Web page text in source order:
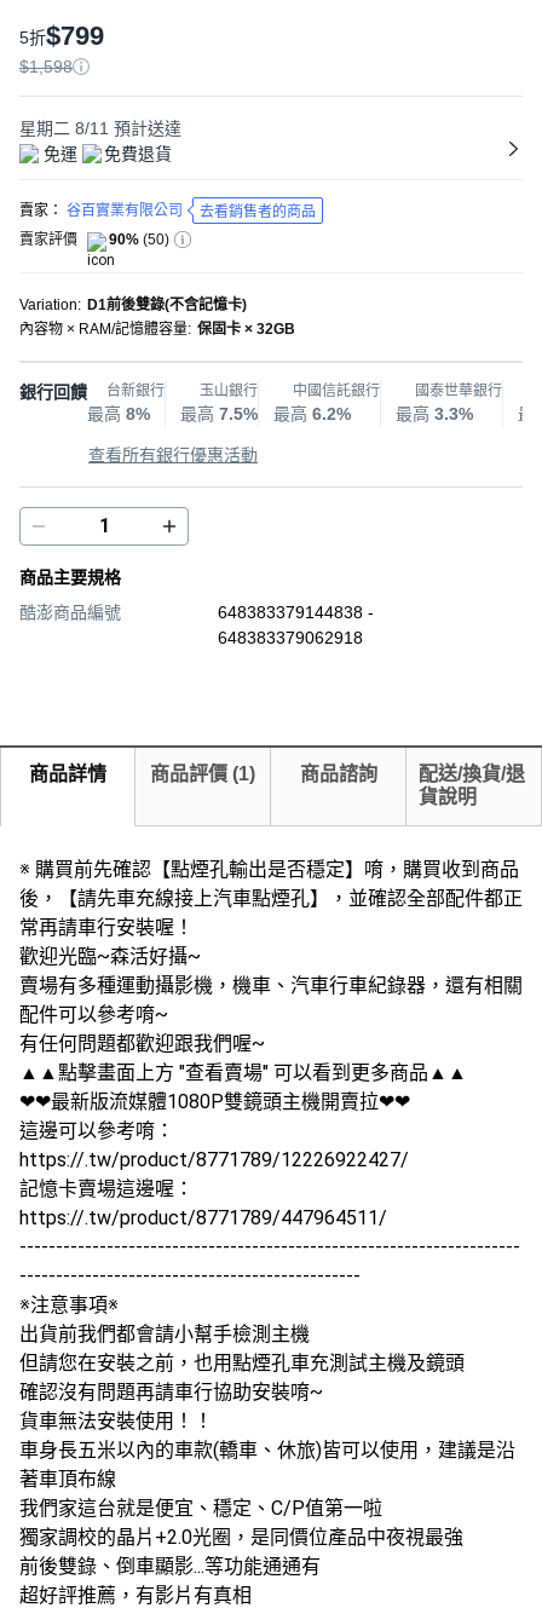
5折$799
$1,598
星期二 8/11 預計送達
免運
免費退貨
賣家： 谷百實業有限公司
去看銷售者的商品
賣家評價
90% (50)
Variation: D1前後雙錄(不含記憶卡)
內容物 × RAM/記憶體容量: 保固卡 × 32GB
銀行回饋 台新銀行
最高 8%
玉山銀行
最高 7.5%
中國信託銀行
最高 6.2%
國泰世華銀行
最高 3.3% 最
查看所有銀行優惠活動
商品主要規格
酷澎商品編號
648383379144838 -
648383379062918
商品詳情 商品評價 (1) 商品諮詢
配送/換貨/退
貨說明
※ 購買前先確認【點煙孔輸出是否穩定】唷，購買收到商品
後，【請先車充線接上汽車點煙孔】，並確認全部配件都正
常再請車行安裝喔！
歡迎光臨~森活好攝~
賣場有多種運動攝影機，機車、汽車行車紀錄器，還有相關
配件可以參考唷~
有任何問題都歡迎跟我們喔~
▲▲點擊畫面上方 "查看賣場" 可以看到更多商品▲▲
❤❤最新版流媒體1080P雙鏡頭主機開賣拉❤❤
這邊可以參考唷：
https://.tw/product/8771789/12226922427/
記憶卡賣場這邊喔：
https://.tw/product/8771789/447964511/
---------------------------------------------------------------------
-----------------------------------------------
※注意事項※
出貨前我們都會請小幫手檢測主機
但請您在安裝之前，也用點煙孔車充測試主機及鏡頭
確認沒有問題再請車行協助安裝唷~
貨車無法安裝使用！！
車身長五米以內的車款(轎車、休旅)皆可以使用，建議是沿
著車頂布線
我們家這台就是便宜、穩定、C/P值第一啦
獨家調校的晶片+2.0光圈，是同價位產品中夜視最強
前後雙錄、倒車顯影...等功能通通有
超好評推薦，有影片有真相